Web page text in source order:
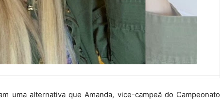
uma alternativa que Amanda, vice-campeã do Campeonato